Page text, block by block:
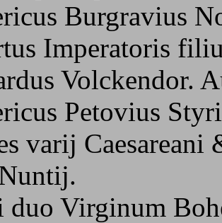
Burgravius
Imperatoris
Volckendor.
Petovius
varij Caesareani
duo Virginum